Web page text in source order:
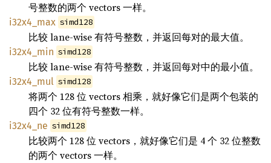
号整数的两个 vectors 一样。
i32x4_max simd128
比较 lane-wise 有符号整数，并返回每对的最大值。
i32x4_min simd128
比较 lane-wise 有符号整数，并返回每对中的最小值。
i32x4_mul simd128
将两个 128 位 vectors 相乘，就好像它们是两个包装的
四个 32 位有符号整数一样。
i32x4_ne simd128
比较两个 128 位 vectors，就好像它们是 4 个 32 位整数
的两个 vectors 一样。